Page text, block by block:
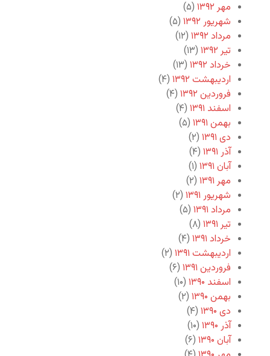
مهر ۱۳۹۲
(۵)
شهریور ۱۳۹۲
(۵)
مرداد ۱۳۹۲
(۱۲)
تیر ۱۳۹۲
(۱۳)
خرداد ۱۳۹۲
(۱۳)
اردیبهشت ۱۳۹۲
(۴)
فروردین ۱۳۹۲
(۴)
اسفند ۱۳۹۱
(۴)
بهمن ۱۳۹۱
(۵)
دی ۱۳۹۱
(۲)
آذر ۱۳۹۱
(۴)
آبان ۱۳۹۱
(۱)
مهر ۱۳۹۱
(۲)
شهریور ۱۳۹۱
(۲)
مرداد ۱۳۹۱
(۵)
تیر ۱۳۹۱
(۸)
خرداد ۱۳۹۱
(۴)
اردیبهشت ۱۳۹۱
(۲)
فروردین ۱۳۹۱
(۶)
اسفند ۱۳۹۰
(۱۰)
بهمن ۱۳۹۰
(۲)
دی ۱۳۹۰
(۴)
آذر ۱۳۹۰
(۱۰)
آبان ۱۳۹۰
(۶)